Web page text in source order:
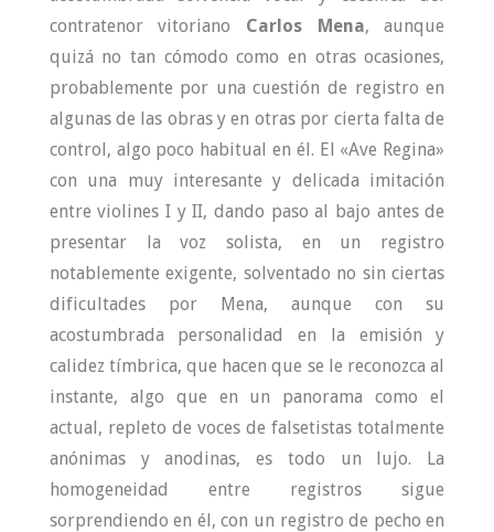
contratenor vitoriano Carlos Mena, aunque
quizá no tan cómodo como en otras ocasiones,
probablemente por una cuestión de registro en
algunas de las obras y en otras por cierta falta de
control, algo poco habitual en él. El «Ave Regina»
con una muy interesante y delicada imitación
entre violines I y II, dando paso al bajo antes de
presentar la voz solista, en un registro
notablemente exigente, solventado no sin ciertas
dificultades por Mena, aunque con su
acostumbrada personalidad en la emisión y
calidez tímbrica, que hacen que se le reconozca al
instante, algo que en un panorama como el
actual, repleto de voces de falsetistas totalmente
anónimas y anodinas, es todo un lujo. La
homogeneidad entre registros sigue
sorprendiendo en él, con un registro de pecho en